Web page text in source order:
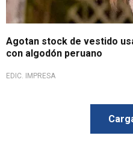
Agotan stock de vestido
con algodón peruano
EDIC. IMPRESA